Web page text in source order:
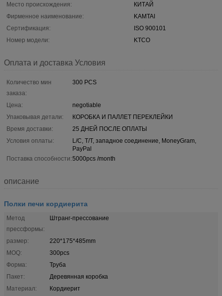
Место происхождения:
КИТАЙ
Фирменное наименование:
KAMTAI
Сертификация:
ISO 900101
Номер модели:
KTCO
Оплата и доставка Условия
Количество мин
заказа:
300 PCS
Цена:
negotiable
Упаковывая детали:
КОРОБКА И ПАЛЛЕТ ПЕРЕКЛЕЙКИ
Время доставки:
25 ДНЕЙ ПОСЛЕ ОПЛАТЫ
Условия оплаты:
L/C, T/T, западное соединение, MoneyGram,
PayPal
Поставка способности:5000pcs /month
описание
Полки печи кордиерита
Метод
прессформы:
Штранг-прессование
размер:
220*175*485mm
MOQ:
300pcs
Форма:
Труба
Пакет:
Деревянная коробка
Материал:
Кордиерит